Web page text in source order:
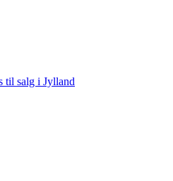
til salg i Jylland